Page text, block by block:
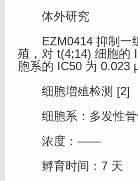
体外研究
EZM0414 抑制一
殖，对 t(4;14) 细胞的
胞系的 IC50 为 0.023
细胞增殖检测 [2]
细胞系：多发性骨
浓度：——
孵育时间：7 天